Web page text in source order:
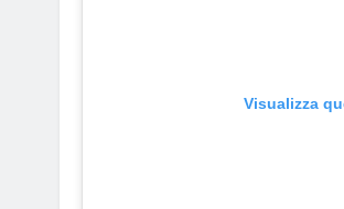
Visualizza